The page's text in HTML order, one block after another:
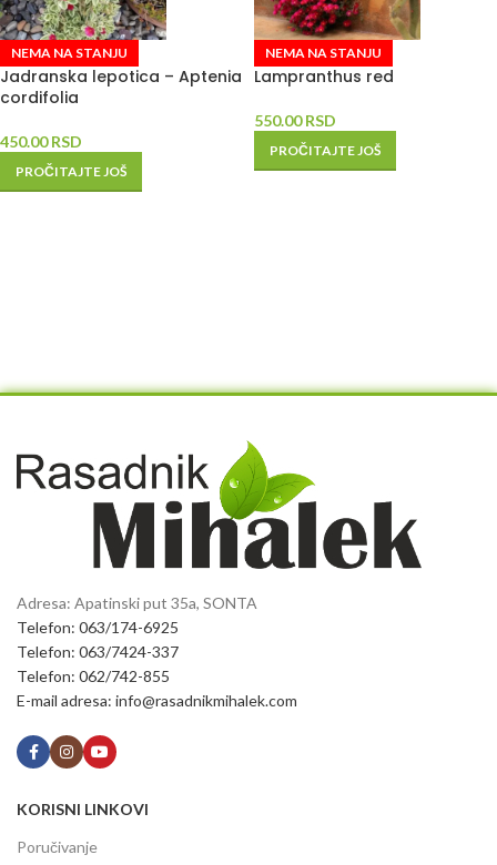
NEMA NA STANJU
Jadranska lepotica – Aptenia
cordifolia
450.00RSD
PROČITAJTE JOŠ
NEMA NA STANJU
Lampranthus red
550.00RSD
PROČITAJTE JOŠ
Adresa: Apatinski put 35a, SONTA
Telefon: 063/174-6925
Telefon: 063/7424-337
Telefon: 062/742-855
E-mail adresa: info@rasadnikmihalek.com
KORISNI LINKOVI
Poručivanje